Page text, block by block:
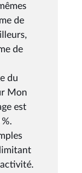
de
de
du
Mon
est